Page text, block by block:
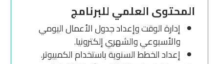
المحتوى العلمي للبرنامج
إدارة الوقت وإعداد جدول الأعمال اليومي
والأسبوعي والشهري إلكترونيا.
إعداد الخطط السنوية باستخدام الكمبيوتر.